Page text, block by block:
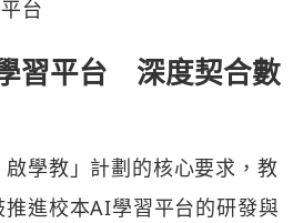
台
習平台 深度契合數
學教」計劃的核心要求，教
進校本AI學習平台的研發與